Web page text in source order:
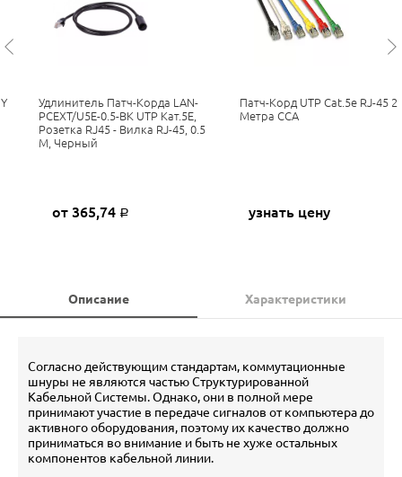
Удлинитель Патч-Корда LAN-
PCEXT/U5E-0.5-BK UTP Кат.5E,
Розетка RJ45 - Вилка RJ-45, 0.5
М, Черный
от 365,74 Р
Патч-Корд UTP Cat.5e RJ-45 2
Метра CCA
узнать цену
Описание Характеристики
Согласно действующим стандартам, коммутационные
шнуры не являются частью Структурированной
Кабельной Системы. Однако, они в полной мере
принимают участие в передаче сигналов от компьютера до
активного оборудования, поэтому их качество должно
приниматься во внимание и быть не хуже остальных
компонентов кабельной линии.